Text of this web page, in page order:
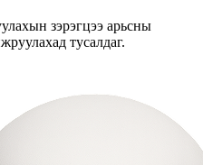
зэрэгцээ арьсны
тусалдаг.